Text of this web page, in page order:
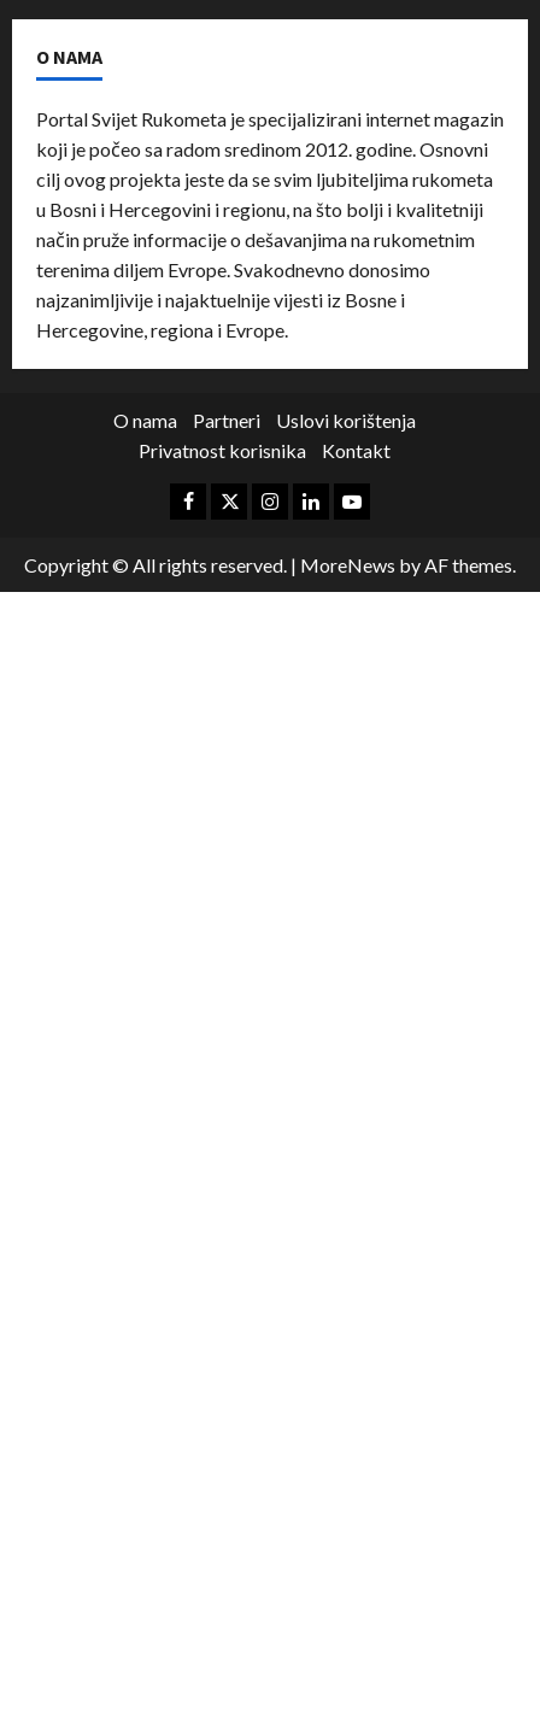
O NAMA
Portal Svijet Rukometa je specijalizirani internet magazin
koji je počeo sa radom sredinom 2012. godine. Osnovni
cilj ovog projekta jeste da se svim ljubiteljima rukometa
u Bosni i Hercegovini i regionu, na što bolji i kvalitetniji
način pruže informacije o dešavanjima na rukometnim
terenima diljem Evrope. Svakodnevno donosimo
najzanimljivije i najaktuelnije vijesti iz Bosne i
Hercegovine, regiona i Evrope.
O nama Partneri
Uslovi korištenja
Privatnost korisnika
Kontakt
Copyright © All rights reserved. | MoreNews by AF themes.